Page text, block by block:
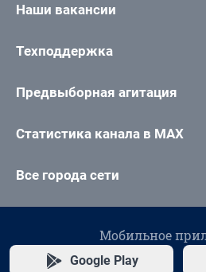
Наши вакансии
Техподдержка
Предвыборная агитация
Статистика канала в MAX
Все города сети
Мобильное
Google Play